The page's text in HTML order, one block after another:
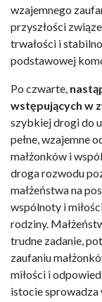
wzajemnego
przyszłości
trwałości i
podstawowej
Po czwarte,
wstępujących w
szybkiej drogi do
pełne, wzajemne
małżonków i
droga rozwodu
małżeństwa na
wspólnoty i
rodziny.
trudne zadanie,
zaufaniu
miłości i
istocie sprowadza